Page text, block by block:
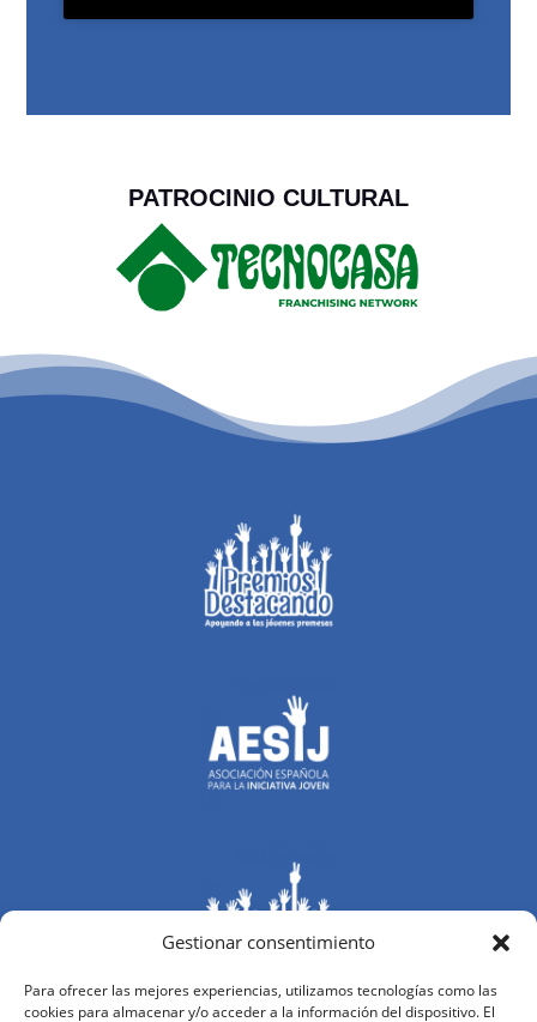
Gestionar consentimiento
Para ofrecer las mejores experiencias, utilizamos tecnologías como las
cookies para almacenar y/o acceder a la información del dispositivo. El
PATROCINIO CULTURAL